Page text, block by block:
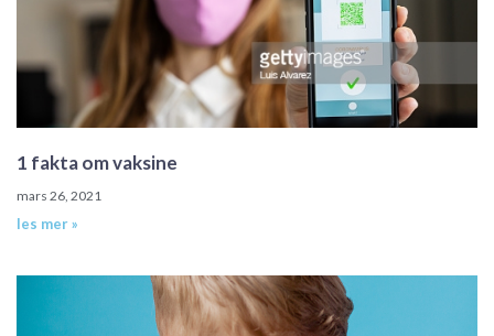
1 fakta om vaksine
mars 26, 2021
les mer »